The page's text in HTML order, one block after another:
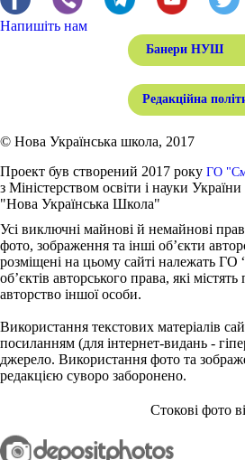
Напишіть нам
Банери НУШ
Редакційна
© Нова Українська школа, 2017
Проект був створений 2017 року ГО
з Міністерством освіти і науки
"Нова Українська Школа"
Усі виключні майнові й немайнові
фото, зображення та інші об’єкти
розміщені на цьому сайті належать ГО
об’єктів авторського права, які
авторство іншої особи.
Використання текстових матеріалів
посиланням (для інтернет-видань -
джерело. Використання фото та
редакцією суворо заборонено.
Стокові фото